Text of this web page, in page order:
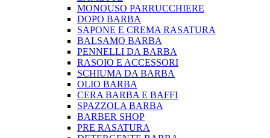
MONOUSO PARRUCCHIERE
DOPO BARBA
SAPONE E CREMA RASATURA
BALSAMO BARBA
PENNELLI DA BARBA
RASOIO E ACCESSORI
SCHIUMA DA BARBA
OLIO BARBA
CERA BARBA E BAFFI
SPAZZOLA BARBA
BARBER SHOP
PRE RASATURA